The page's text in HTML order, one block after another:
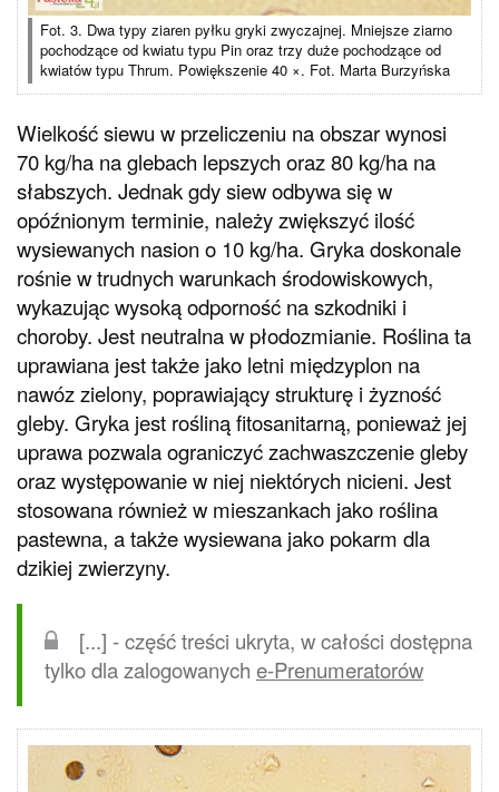
Fot. 3. Dwa typy ziaren pyłku gryki zwyczajnej. Mniejsze ziarno
pochodzące od kwiatu typu Pin oraz trzy duże pochodzące od
kwiatów typu Thrum. Powiększenie 40 ×. Fot. Marta Burzyńska
Wielkość siewu w przeliczeniu na obszar wynosi
70 kg/ha na glebach lepszych oraz 80 kg/ha na
słabszych. Jednak gdy siew odbywa się w
opóźnionym terminie, należy zwiększyć ilość
wysiewanych nasion o 10 kg/ha. Gryka doskonale
rośnie w trudnych warunkach środowiskowych,
wykazując wysoką odporność na szkodniki i
choroby. Jest neutralna w płodozmianie. Roślina ta
uprawiana jest także jako letni międzyplon na
nawóz zielony, poprawiający strukturę i żyzność
gleby. Gryka jest rośliną fitosanitarną, ponieważ jej
uprawa pozwala ograniczyć zachwaszczenie gleby
oraz występowanie w niej niektórych nicieni. Jest
stosowana również w mieszankach jako roślina
pastewna, a także wysiewana jako pokarm dla
dzikiej zwierzyny.
[...] - część treści ukryta, w całości dostępna
tylko dla zalogowanych e-Prenumeratorów